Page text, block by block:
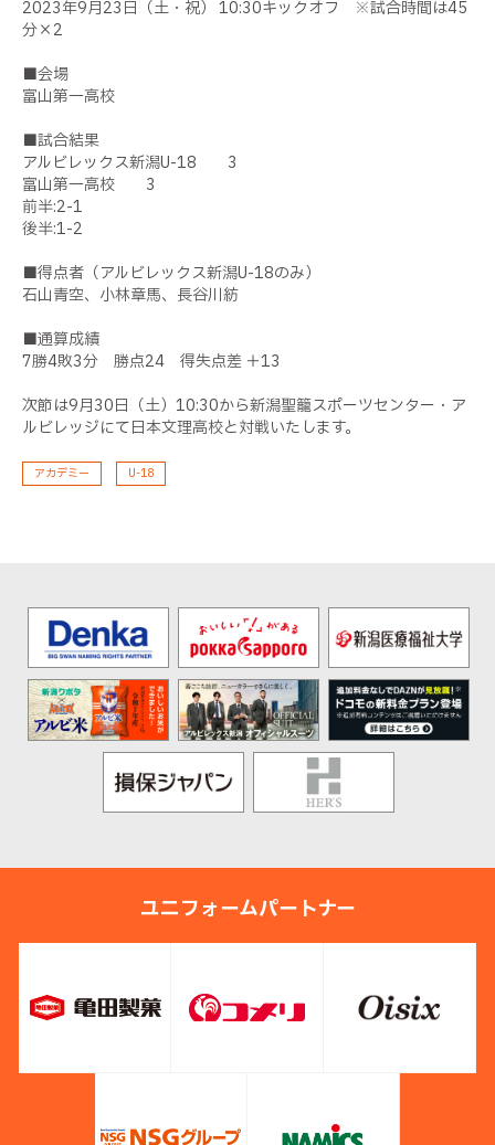
2023年9月23日（土・祝） 10:30キックオフ ※試合時間は45
分×2
■会場
富山第一高校
■試合結果
アルビレックス新潟U-18 3
富山第一高校 3
前半:2-1
後半:1-2
■得点者（アルビレックス新潟U-18のみ）
石山青空、小林章馬、長谷川紡
■通算成績
7勝4敗3分 勝点24 得失点差 ＋13
次節は9月30日（土）10:30から新潟聖籠スポーツセンター・ア
ルビレッジにて日本文理高校と対戦いたします。
アカデミー U-18
ユニフォームパートナー